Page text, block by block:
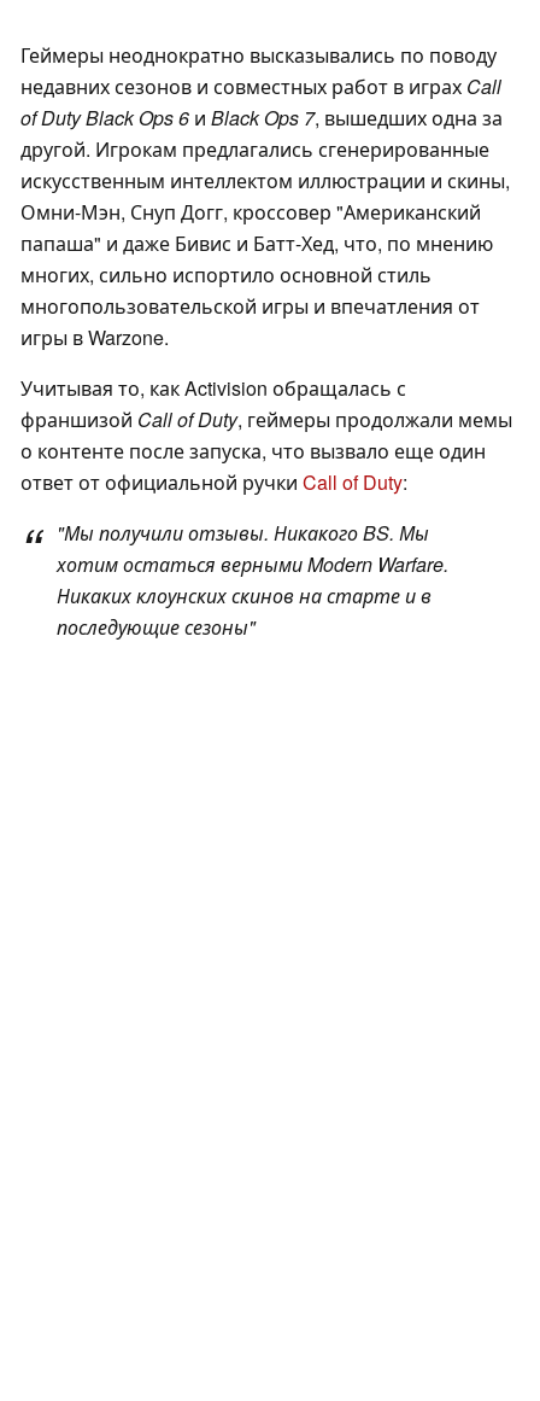
Геймеры неоднократно высказывались по поводу
недавних сезонов и совместных работ в играх Call
of DutyBlack Ops 6 и Black Ops 7, вышедших одна за
другой. Игрокам предлагались сгенерированные
искусственным интеллектом иллюстрации и скины,
Омни-Мэн, Снуп Догг, кроссовер "Американский
папаша" и даже Бивис и Батт-Хед, что, по мнению
многих, сильно испортило основной стиль
многопользовательской игры и впечатления от
игры в Warzone.
Учитывая то, как Activision обращалась с
франшизой Call of Duty, геймеры продолжали мемы
о контенте после запуска, что вызвало еще один
ответ от официальной ручки Call of Duty:
"Мы получили отзывы. Никакого BS. Мы
хотим остаться вернымиModern Warfare.
Никаких клоунских скинов на старте и в
последующие сезоны"